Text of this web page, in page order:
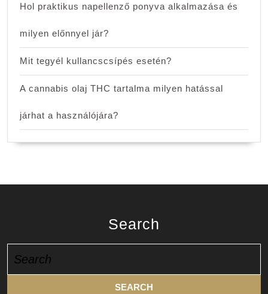
Hol praktikus napellenző ponyva alkalmazása és
milyen előnnyel jár?
Mit tegyél kullancscsípés esetén?
A cannabis olaj THC tartalma milyen hatással
járhat a használójára?
Search
for: